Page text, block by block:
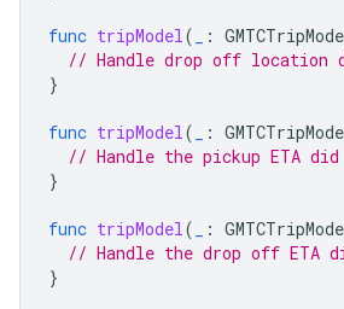
func tripModel( :
// Handle drop off location
}
func tripModel( :
// Handle the pickup ETA did
}
func tripModel( :
// Handle the drop off ETA
}